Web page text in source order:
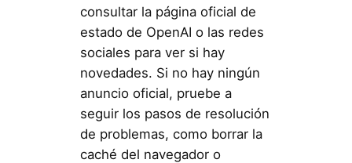
consultar la página oficial de
estado de OpenAI o las redes
sociales para ver si hay
novedades. Si no hay ningún
anuncio oficial, pruebe a
seguir los pasos de resolución
de problemas, como borrar la
caché del navegador o